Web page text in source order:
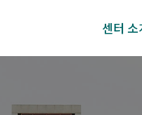
센터 소